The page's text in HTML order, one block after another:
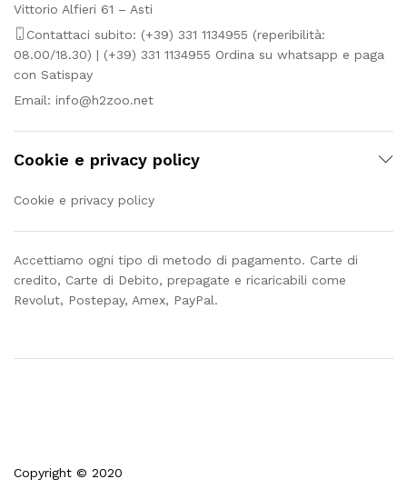
Vittorio Alfieri 61 – Asti
Contattaci subito: (+39) 331 1134955 (reperibilità:
08.00/18.30) | (+39) 331 1134955 Ordina su whatsapp e paga
con Satispay
Email: info@h2zoo.net
Cookie e privacy policy
Cookie e privacy policy
Accettiamo ogni tipo di metodo di pagamento. Carte di
credito, Carte di Debito, prepagate e ricaricabili come
Revolut, Postepay, Amex, PayPal.
Copyright © 2020